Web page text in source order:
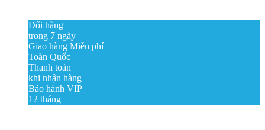
Đổi hàng
trong 7 ngày
Giao hàng Miễn phí
Toàn Quốc
Thanh toán
khi nhận hàng
Bảo hành VIP
12 tháng